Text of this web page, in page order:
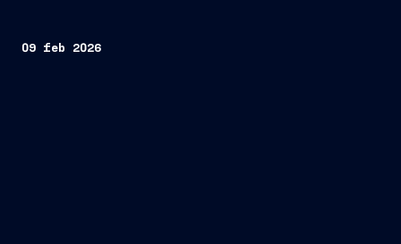
09 feb 2026